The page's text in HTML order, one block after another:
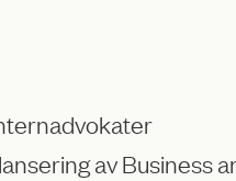
av Business